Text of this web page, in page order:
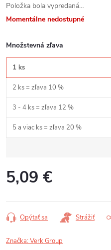
Položka bola vypredaná…
Momentálne nedostupné
Množstevná zľava
1 ks
2 ks = zľava 10 %
3 - 4 ks = zľava 12 %
5 a viac ks = zľava 20 %
5,09 €
cena:
Opýtať sa Strážiť
Značka:Verk Group